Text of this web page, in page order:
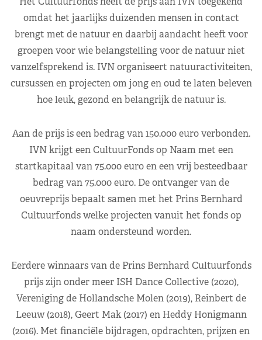
omdat het jaarlijks duizenden mensen in contact
brengt met de natuur en daarbij aandacht heeft voor
groepen voor wie belangstelling voor de natuur niet
vanzelfsprekend is. IVN organiseert natuuractiviteiten,
cursussen en projecten om jong en oud te laten beleven
hoe leuk, gezond en belangrijk de natuur is.
Aan de prijs is een bedrag van 150.000 euro verbonden.
IVN krijgt een CultuurFonds op Naam met een
startkapitaal van 75.000 euro en een vrij besteedbaar
bedrag van 75.000 euro. De ontvanger van de
oeuvreprijs bepaalt samen met het Prins Bernhard
Cultuurfonds welke projecten vanuit het fonds op
naam ondersteund worden.
Eerdere winnaars van de Prins Bernhard Cultuurfonds
prijs zijn onder meer ISH Dance Collective (2020),
Vereniging de Hollandsche Molen (2019), Reinbert de
Leeuw (2018), Geert Mak (2017) en Heddy Honigmann
(2016). Met financiële bijdragen, opdrachten, prijzen en